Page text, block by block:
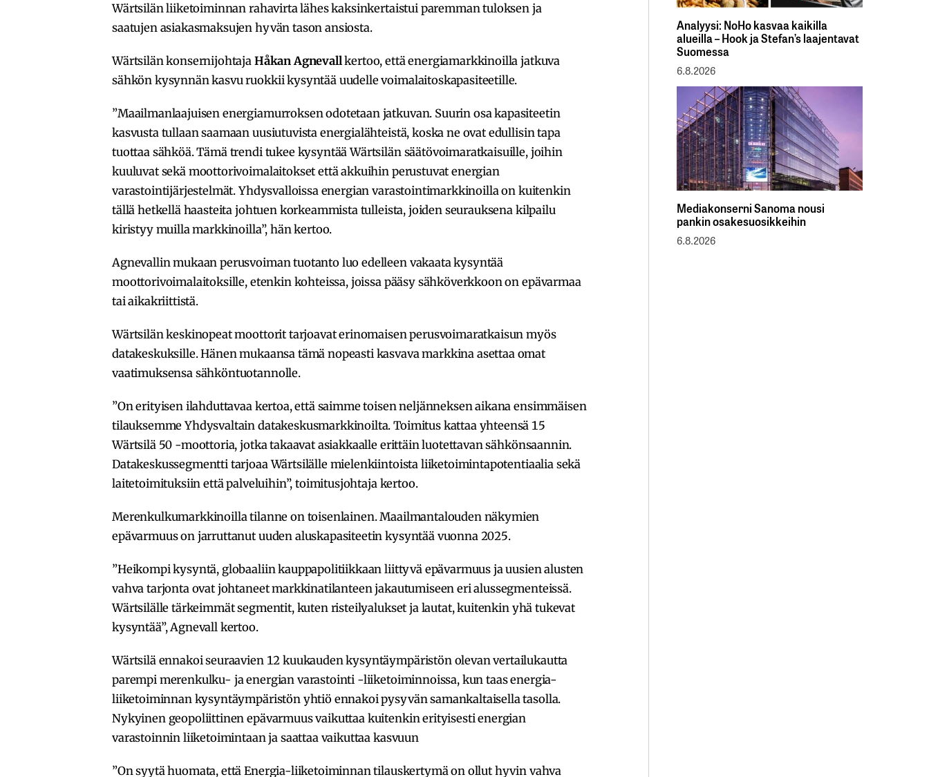
Wärtsilän liiketoiminnan rahavirta lähes kaksinkertaistui paremman tuloksen ja
saatujen asiakasmaksujen hyvän tason ansiosta.
Wärtsilän konsernijohtaja Håkan Agnevall kertoo, että energiamarkkinoilla jatkuva
sähkön kysynnän kasvu ruokkii kysyntää uudelle voimalaitoskapasiteetille.
”Maailmanlaajuisen energiamurroksen odotetaan jatkuvan. Suurin osa kapasiteetin
kasvusta tullaan saamaan uusiutuvista energialähteistä, koska ne ovat edullisin tapa
tuottaa sähköä. Tämä trendi tukee kysyntää Wärtsilän säätövoimaratkaisuille, joihin
kuuluvat sekä moottorivoimalaitokset että akkuihin perustuvat energian
varastointijärjestelmät. Yhdysvalloissa energian varastointimarkkinoilla on kuitenkin
tällä hetkellä haasteita johtuen korkeammista tulleista, joiden seurauksena kilpailu
kiristyy muilla markkinoilla”, hän kertoo.
Agnevallin mukaan perusvoiman tuotanto luo edelleen vakaata kysyntää
moottorivoimalaitoksille, etenkin kohteissa, joissa pääsy sähköverkkoon on epävarmaa
tai aikakriittistä.
Wärtsilän keskinopeat moottorit tarjoavat erinomaisen perusvoimaratkaisun myös
datakeskuksille. Hänen mukaansa tämä nopeasti kasvava markkina asettaa omat
vaatimuksensa sähköntuotannolle.
”On erityisen ilahduttavaa kertoa, että saimme toisen neljänneksen aikana ensimmäisen
tilauksemme Yhdysvaltain datakeskusmarkkinoilta. Toimitus kattaa yhteensä 15
Wärtsilä 50 -moottoria, jotka takaavat asiakkaalle erittäin luotettavan sähkönsaannin.
Datakeskussegmentti tarjoaa Wärtsilälle mielenkiintoista liiketoimintapotentiaalia sekä
laitetoimituksiin että palveluihin”, toimitusjohtaja kertoo.
Merenkulkumarkkinoilla tilanne on toisenlainen. Maailmantalouden näkymien
epävarmuus on jarruttanut uuden aluskapasiteetin kysyntää vuonna 2025.
”Heikompi kysyntä, globaaliin kauppapolitiikkaan liittyvä epävarmuus ja uusien alusten
vahva tarjonta ovat johtaneet markkinatilanteen jakautumiseen eri alussegmenteissä.
Wärtsilälle tärkeimmät segmentit, kuten risteilyalukset ja lautat, kuitenkin yhä tukevat
kysyntää”, Agnevall kertoo.
Wärtsilä ennakoi seuraavien 12 kuukauden kysyntäympäristön olevan vertailukautta
parempi merenkulku- ja energian varastointi -liiketoiminnoissa, kun taas energia-
liiketoiminnan kysyntäympäristön yhtiö ennakoi pysyvän samankaltaisella tasolla.
Nykyinen geopoliittinen epävarmuus vaikuttaa kuitenkin erityisesti energian
varastoinnin liiketoimintaan ja saattaa vaikuttaa kasvuun
”On syytä huomata, että Energia-liiketoiminnan tilauskertymä on ollut hyvin vahva
Analyysi: NoHo kasvaa kaikilla
alueilla – Hook ja Stefan’s laajentavat
Suomessa
6.8.2026
Mediakonserni Sanoma nousi
pankin osakesuosikkeihin
6.8.2026